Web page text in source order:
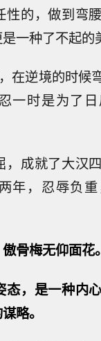
性的，做到弯
一种了不起的
在逆境的时候
一时是为了
，成就了大汉
年，忍辱负
骨梅无仰面花。
态，是一种内
略。